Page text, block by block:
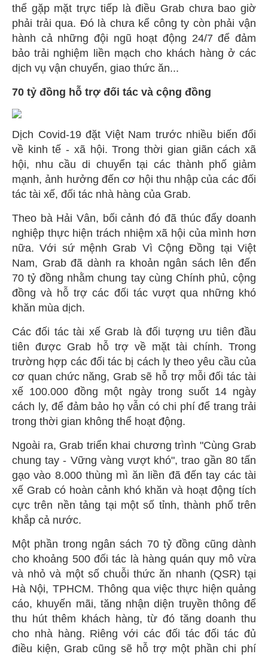
thể gặp mặt trực tiếp là điều Grab chưa bao giờ
phải trải qua. Đó là chưa kể công ty còn phải vận
hành cả những đội ngũ hoạt động 24/7 để đảm
bảo trải nghiệm liền mạch cho khách hàng ở các
dịch vụ vận chuyển, giao thức ăn...
70 tỷ đồng hỗ trợ đối tác và cộng đồng
Dịch Covid-19 đặt Việt Nam trước nhiều biến đổi
về kinh tế - xã hội. Trong thời gian giãn cách xã
hội, nhu cầu di chuyển tại các thành phố giảm
mạnh, ảnh hưởng đến cơ hội thu nhập của các đối
tác tài xế, đối tác nhà hàng của Grab.
Theo bà Hải Vân, bối cảnh đó đã thúc đẩy doanh
nghiệp thực hiện trách nhiệm xã hội của mình hơn
nữa. Với sứ mệnh Grab Vì Cộng Đồng tại Việt
Nam, Grab đã dành ra khoản ngân sách lên đến
70 tỷ đồng nhằm chung tay cùng Chính phủ, cộng
đồng và hỗ trợ các đối tác vượt qua những khó
khăn mùa dịch.
Các đối tác tài xế Grab là đối tượng ưu tiên đầu
tiên được Grab hỗ trợ về mặt tài chính. Trong
trường hợp các đối tác bị cách ly theo yêu cầu của
cơ quan chức năng, Grab sẽ hỗ trợ mỗi đối tác tài
xế 100.000 đồng một ngày trong suốt 14 ngày
cách ly, để đảm bảo họ vẫn có chi phí để trang trải
trong thời gian không thể hoạt động.
Ngoài ra, Grab triển khai chương trình "Cùng Grab
chung tay - Vững vàng vượt khó", trao gần 80 tấn
gạo vào 8.000 thùng mì ăn liền đã đến tay các tài
xế Grab có hoàn cảnh khó khăn và hoạt động tích
cực trên nền tảng tại một số tỉnh, thành phố trên
khắp cả nước.
Một phần trong ngân sách 70 tỷ đồng cũng dành
cho khoảng 500 đối tác là hàng quán quy mô vừa
và nhỏ và một số chuỗi thức ăn nhanh (QSR) tại
Hà Nội, TPHCM. Thông qua việc thực hiện quảng
cáo, khuyến mãi, tăng nhận diện truyền thông để
thu hút thêm khách hàng, từ đó tăng doanh thu
cho nhà hàng. Riêng với các đối tác đối tác đủ
điều kiện, Grab cũng sẽ hỗ trợ một phần chi phí